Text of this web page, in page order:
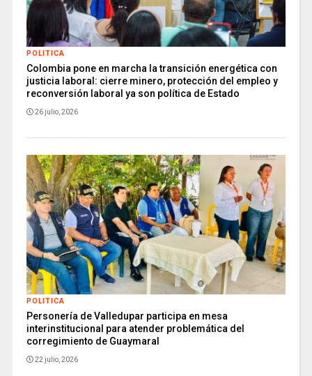
POLITICA
Colombia pone en marcha la transición energética con
justicia laboral: cierre minero, protección del empleo y
reconversión laboral ya son política de Estado
26 julio, 2026
POLITICA
Personería de Valledupar participa en mesa
interinstitucional para atender problemática del
corregimiento de Guaymaral
22 julio, 2026